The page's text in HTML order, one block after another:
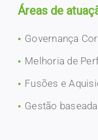
Áreas de
Governança
Melhoria de
Fusões e
Gestão